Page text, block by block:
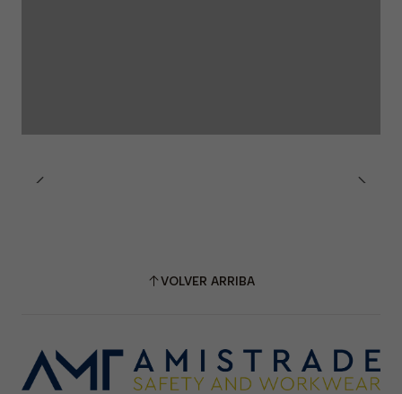
VOLVER ARRIBA